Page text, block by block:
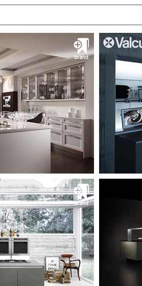
بام و افق پارس
نماینده انحصاری Valcucine
رهبر طراحی آشپزخانه های
کارگیری تکنولوژی روز دنیا در
دريافت کاتالوگ
poggenpohl
پوگن پول کابینت آشپزخانه محصول
kitchen ideas and
at Youb Group´s Kitchen
public as well as the
design community, the
Poggenpohl showr...